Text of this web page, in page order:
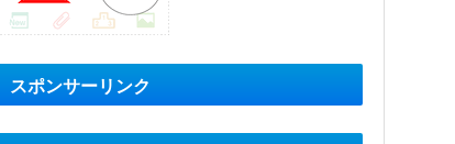
スポンサーリンク